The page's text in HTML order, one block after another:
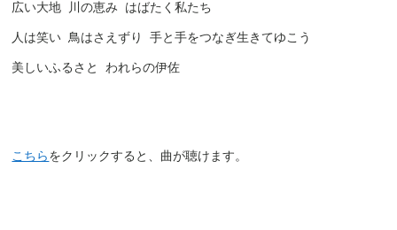
広い大地 川の恵み はばたく私たち
人は笑い 鳥はさえずり 手と手をつなぎ生きてゆこう
美しいふるさと われらの伊佐
こちら をクリックすると、曲が聴けます。